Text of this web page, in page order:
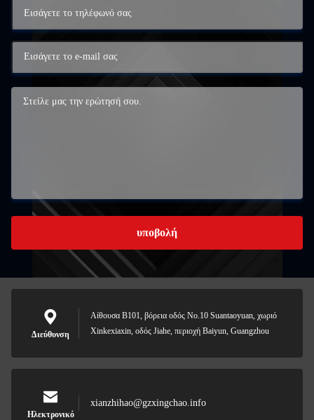
υποβολή
Διεύθυνση
Αίθουσα B101, βόρεια οδός No.10 Suantaoyuan, χωριό
Xinkexiaxin, οδός Jiahe, περιοχή Baiyun, Guangzhou
Ηλεκτρονικό
xianzhihao@gzxingchao.info